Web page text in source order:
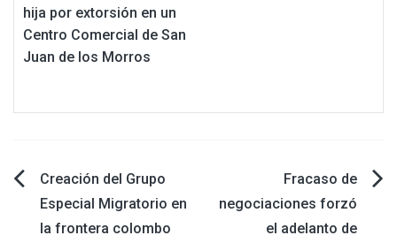
hija por extorsión en un
Centro Comercial de San
Juan de los Morros
Navegación
de
Creación del Grupo
Especial Migratorio en
la frontera colombo
Fracaso de
negociaciones forzó
el adelanto de